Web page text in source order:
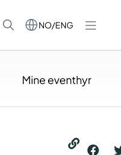
NO/ENG
Mine eventhyr